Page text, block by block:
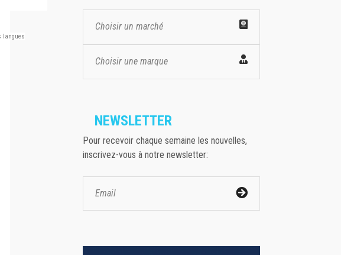
langues
Choisir un marché
Choisir une marque
NEWSLETTER
Pour recevoir chaque semaine les nouvelles,
inscrivez-vous à notre newsletter: